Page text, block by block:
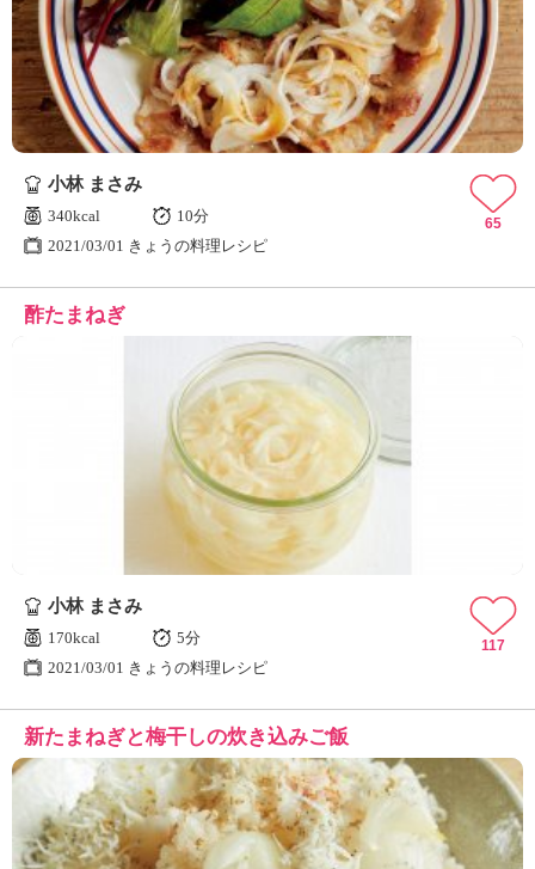
小林 まさみ
340kcal
10分
2021/03/01 きょうの料理レシピ
65
酢たまねぎ
小林 まさみ
170kcal
5分
2021/03/01 きょうの料理レシピ
117
新たまねぎと梅干しの炊き込みご飯